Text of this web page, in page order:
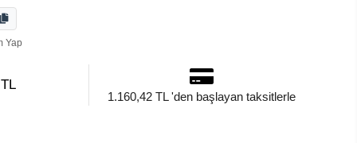
Yap
1.160,42 TL 'den başlayan taksitlerle